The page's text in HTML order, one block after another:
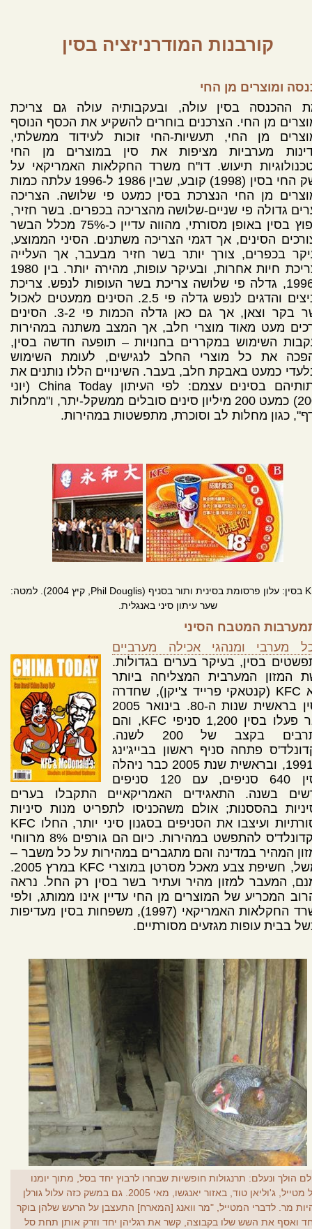
קורבנות המודרניזציה בסין
ומוצרים מן החי
ההכנסה בסין עולה, ובעקבותיה עולה גם צריכת
מן החי. הצרכנים בוחרים להשקיע את הכסף הנוסף
מן החי, תעשיות-החי זוכות לעידוד ממשלתי,
מערביות מציפות את סין במוצרים מן החי
תיעוש. דו"ח משרד החקלאות האמריקאי על
משק החי בסין (1998) קובע, שבין 1986 ל-1996 עלתה כמות
מן החי הנצרכת בסין כמעט פי שלושה. הצריכה
גדולה פי שניים-שלושה מהצריכה בכפרים. בשר חזיר,
הנפוץ בסין באופן מסורתי, מהווה עדיין כ-75% מכלל הבשר
הסינים, אך דגמי הצריכה משתנים. הסיני הממוצע,
בכפרים, צורך יותר בשר חזיר מבעבר, אך העלייה
בצריכת חיות אחרות, ובעיקר עופות, מהירה יותר. בין 1980
ל-1996, גדלה פי שלושה צריכת בשר העופות לנפש. צריכת
הביצים והדגים לנפש גדלה פי 2.5. הסינים ממעטים לאכול
בשר בקר וצאן, אך גם כאן גדלה הכמות פי 3-2. הסינים
מעט מאוד מוצרי חלב, אך המצב משתנה במהירות
השימוש במקררים בחנויות – תופעה חדשה בסין,
את כל מוצרי החלב לנגישים, לעומת השימוש
כמעט באבקת חלב, בעבר. השינויים הללו נותנים את
אותותיהם בסינים עצמם: לפי העיתון China Today (יוני
2005) כמעט 200 מיליון סינים סובלים ממשקל-יתר, ו"מחלות
כגון מחלות לב וסוכרת, מתפשטות במהירות.
KFC בסין: עלון פרסומת בסינית ותור בסניף (Phil Douglis, קיץ 2004). למטה:
שער עיתון סיני באנגלית.
המטבח הסיני
מערבי ומנהגי אכילה מערביים
בסין, בעיקר בערים בגדולות.
המזון המערבית המצליחה ביותר
היא KFC (קנטאקי פרייד צ'יקן), שחדרה
לסין בראשית שנות ה-80. בינואר 2005
כבר פעלו בסין 1,200 סניפי KFC, והם
מתרבים בקצב של 200 לשנה.
פתחה סניף ראשון בבייג'ינג
ב-1991, ובראשית שנת 2005 כבר ניהלה
בסין 640 סניפים, עם 120 סניפים
בשנה. התאגידים האמריקאיים התקבלו בערים
בהססנות; אולם משהכניסו לתפריט מנות סיניות
מסורתיות ועיצבו את הסניפים בסגנון סיני יותר, החלו KFC
ומקדונלד'ס להתפשט במהירות. כיום הם גורפים 8% מרווחי
המהיר במדינה והם מתגברים במהירות על כל משבר –
למשל, חשיפת צבע מאכל מסרטן במוצרי KFC במרץ 2005.
המעבר למזון מהיר ועתיר בשר בסין רק החל. נראה
המכריע של המוצרים מן החי עדיין אינו ממותג, ולפי
משרד החקלאות האמריקאי (1997), משפחות בסין מעדיפות
בבית עופות מגזעים מסורתיים.
הולך ונעלם: תרנגולות חופשיות שבחרו לרבוץ יחד בסל, מתוך יומנו
של מטייל, ג'וליאן טוד, באזור יאנגשו, מאי 2005. גם במשק כזה עלול גורלן
מר. לדברי המטייל, "מר וואנג [המארח] התעצבן על הרעש שלהן בוקר
ואסף את השש שלו בקבוצה, קשר את רגליהן יחד וזרק אותן תחת סל